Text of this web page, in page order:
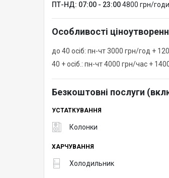
ПТ-НД: 07:00 - 23:004800 грн/
Особливості
до 40 осіб: пн-чт 3000 грн/год +
40 + осіб.: пн-чт 4000 грн/час +
Безкоштовні послуги
УСТАТКУВАННЯ
Колонки
ХАРЧУВАННЯ
Холодильник